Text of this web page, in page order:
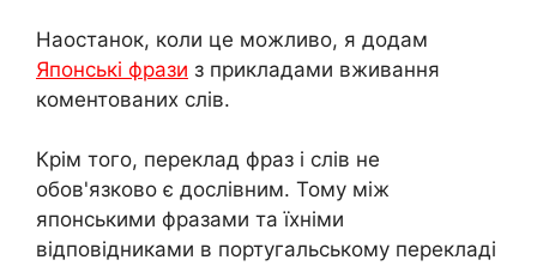
Наостанок, коли це можливо, я додам
Японські фрази з прикладами вживання
коментованих слів.
Крім того, переклад фраз і слів не
обов'язково є дослівним. Тому між
японськими фразами та їхніми
відповідниками в португальському перекладі